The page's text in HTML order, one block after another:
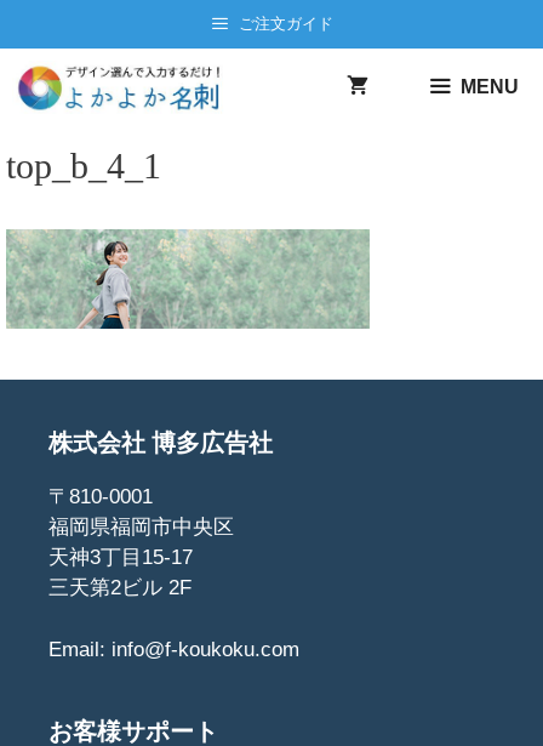
ン
へ
キ
ッ
プ
ご注文ガイド
MENU
top_b_4_1
株式会社 博多広告社
〒810-0001
福岡県福岡市中央区
天神3丁目15-17
三天第2ビル 2F
Email: info@f-koukoku.com
お客様サポート